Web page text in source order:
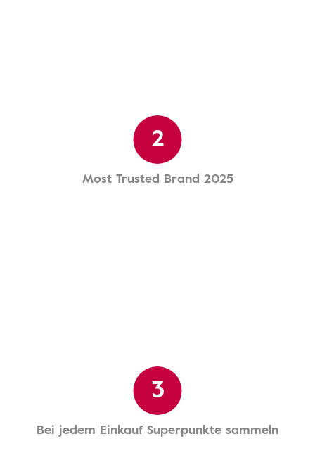
2
Most Trusted Brand 2025
3
Bei jedem Einkauf Superpunkte sammeln